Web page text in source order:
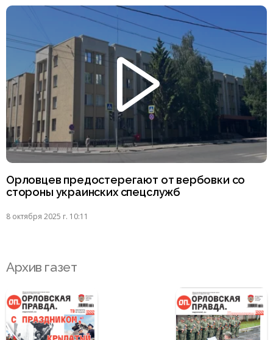
Орловцев предостерегают от вербовки со
стороны украинских спецслужб
8 октября 2025 г. 10:11
Архив газет